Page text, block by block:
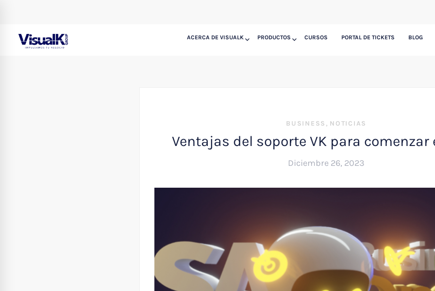
ACERCA DE VISUALK PRODUCTOS CURSOS PORTAL DE TICKETS BLOG
BUSINESS , NOTICIAS
Ventajas del soporte VK para comenzar
Diciembre 26, 2023